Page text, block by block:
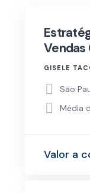
Vendas
GISELE
São
Média
Valor a